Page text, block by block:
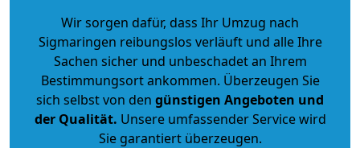
Wir sorgen dafür, dass Ihr Umzug nach
Sigmaringen reibungslos verläuft und alle Ihre
Sachen sicher und unbeschadet an Ihrem
Bestimmungsort ankommen. Überzeugen Sie
sich selbst von den günstigen Angeboten und
der Qualität. Unsere umfassender Service wird
Sie garantiert überzeugen.